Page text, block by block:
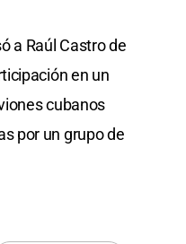
a Raúl Castro de
en un
cubanos
por un grupo de